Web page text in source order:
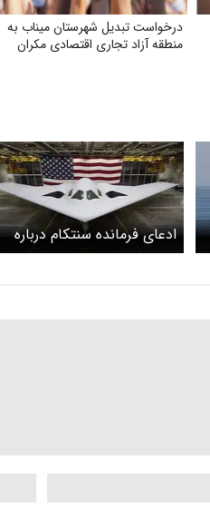
درخواست تبدیل شهرستان میناب به
منطقه آزاد تجاری اقتصادی مکران
ادعای فرمانده سنتکام درباره
استفاده از بمب‌افکن‌های بی-۲